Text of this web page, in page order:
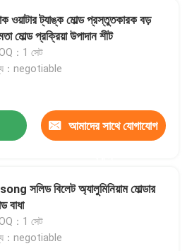
ওয়াটার ট্যাঙ্ক মোল্ড প্রস্তুতকারক বড়
মোল্ড প্রক্রিয়া উপাদান শীট
：1 সেট
：negotiable
আমাদের সাথে যোগাযোগ
সলিড বিলেট অ্যালুমিনিয়াম মোল্ডার
বাধা
：1 সেট
：negotiable